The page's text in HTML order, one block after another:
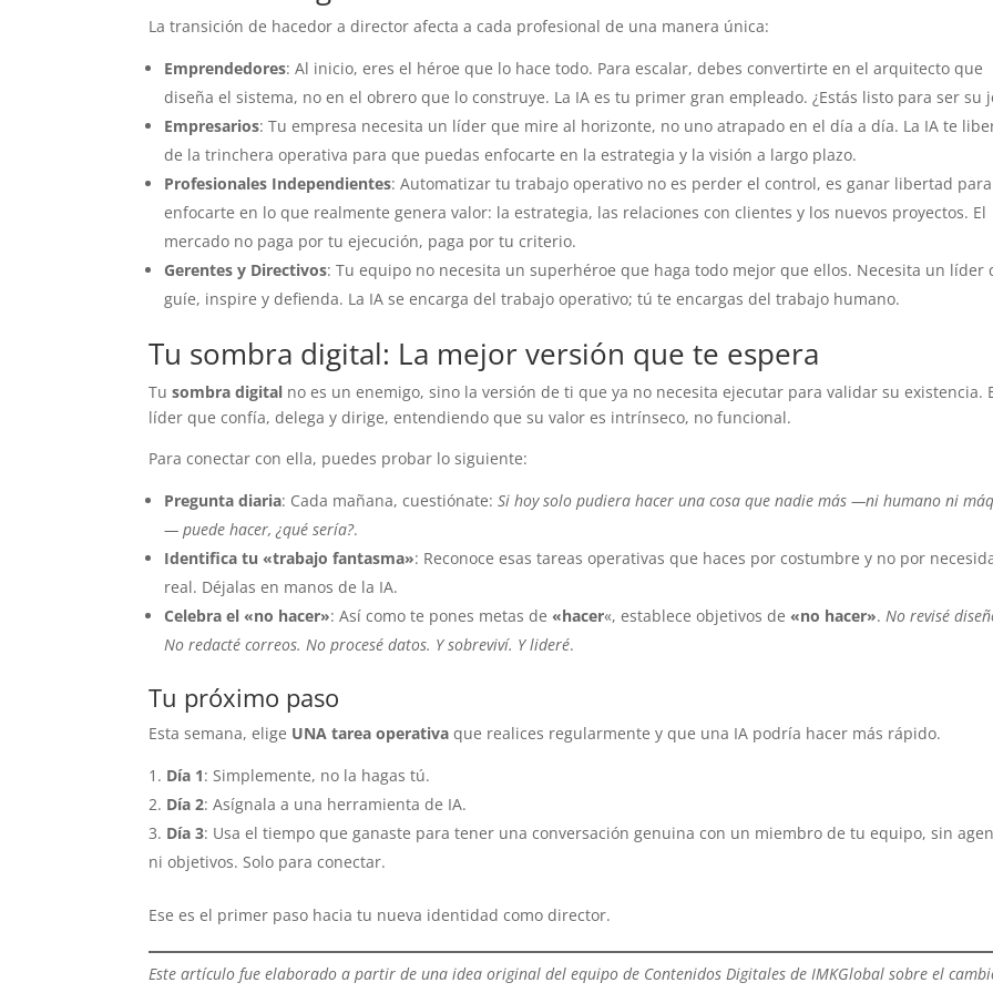
La transición de hacedor a director afecta a cada profesional de una manera única:
Emprendedores: Al inicio, eres el héroe que lo hace todo. Para escalar, debes convertirte en el arquitecto que
diseña el sistema, no en el obrero que lo construye. La IA es tu primer gran empleado. ¿Estás listo para ser su
Empresarios: Tu empresa necesita un líder que mire al horizonte, no uno atrapado en el día a día. La IA te
de la trinchera operativa para que puedas enfocarte en la estrategia y la visión a largo plazo.
Profesionales Independientes: Automatizar tu trabajo operativo no es perder el control, es ganar libertad para
enfocarte en lo que realmente genera valor: la estrategia, las relaciones con clientes y los nuevos proyectos. El
mercado no paga por tu ejecución, paga por tu criterio.
Gerentes y Directivos: Tu equipo no necesita un superhéroe que haga todo mejor que ellos. Necesita un líder
guíe, inspire y defienda. La IA se encarga del trabajo operativo; tú te encargas del trabajo humano.
Tu sombra digital: La mejor versión que te espera
Tusombra digital no es un enemigo, sino la versión de ti que ya no necesita ejecutar para validar su existencia.
líder que confía, delega y dirige, entendiendo que su valor es intrínseco, no funcional.
Para conectar con ella, puedes probar lo siguiente:
Pregunta diaria: Cada mañana, cuestiónate:Si hoy solo pudiera hacer una cosa que nadie más —ni humano ni
— puede hacer, ¿qué sería?.
Identifica tu «trabajo fantasma»: Reconoce esas tareas operativas que haces por costumbre y no por
real. Déjalas en manos de la IA.
Celebra el «no hacer»: Así como te pones metas de «hacer«, establece objetivos de «no hacer». No revisé
No redacté correos. No procesé datos. Y sobreviví. Y lideré.
Tu próximo paso
Esta semana, elige UNA tarea operativa que realices regularmente y que una IA podría hacer más rápido.
Día 1: Simplemente, no la hagas tú.
Día 2: Asígnala a una herramienta de IA.
Día 3: Usa el tiempo que ganaste para tener una conversación genuina con un miembro de tu equipo, sin
ni objetivos. Solo para conectar.
Ese es el primer paso hacia tu nueva identidad como director.
Este artículo fue elaborado a partir de una idea original del equipo de Contenidos Digitales de IMKGlobal sobre el